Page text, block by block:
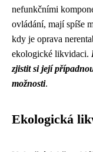
nefunkčními
ovládání, mají spíše
kdy je oprava
ekologické likvidaci.
zjistit si její
možnosti.
Ekologická